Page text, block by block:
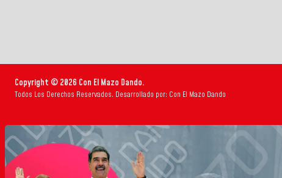
Copyright © 2026 Con El Mazo Dando.
Todos Los Derechos Reservados. Desarrollado por: Con El Mazo Dando